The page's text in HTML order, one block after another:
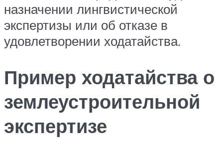
назначении лингвистической
экспертизы или об отказе в
удовлетворении ходатайства.
Пример ходатайства о
землеустроительной
экспертизе